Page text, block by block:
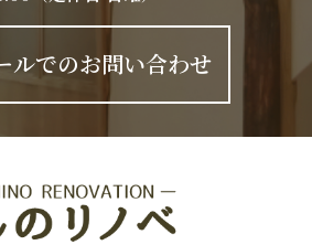
ルでのお問い合わせ